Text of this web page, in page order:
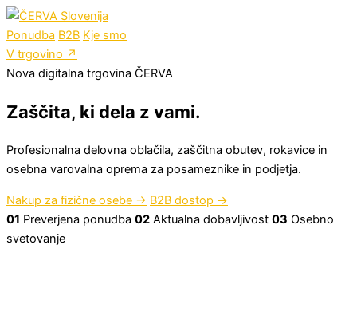
Ponudba B2B Kje smo
V trgovino ↗
Nova digitalna trgovina ČERVA
Zaščita, ki dela z vami.
Profesionalna delovna oblačila, zaščitna obutev, rokavice in
osebna varovalna oprema za posameznike in podjetja.
Nakup za fizične osebe → B2B dostop →
01 Preverjena ponudba 02 Aktualna dobavljivost 03 Osebno
svetovanje